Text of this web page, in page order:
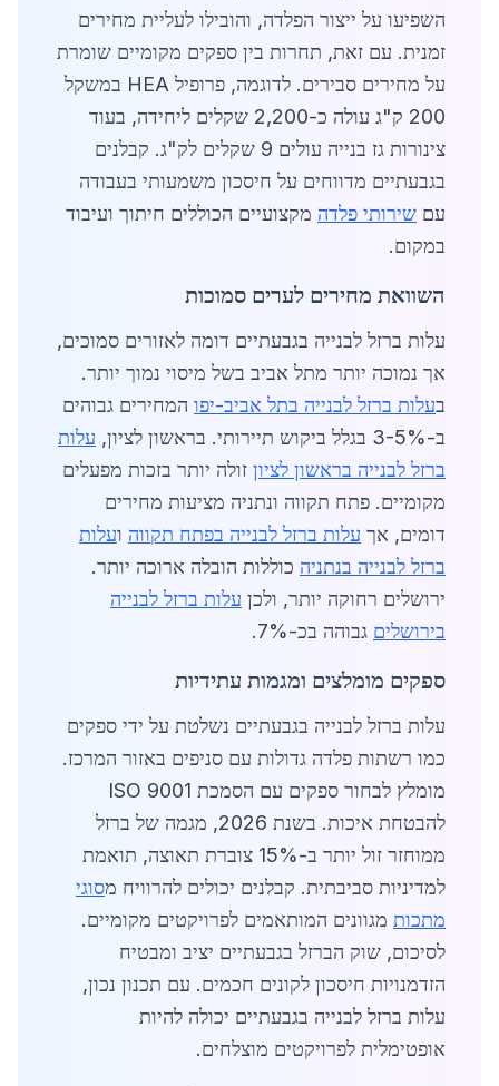
השפיעו על ייצור הפלדה, והובילו לעליית מחירים
זמנית. עם זאת, תחרות בין ספקים מקומיים שומרת
על מחירים סבירים. לדוגמה, פרופיל HEA במשקל
200 ק"ג עולה כ-2,200 שקלים ליחידה, בעוד
צינורות גז בנייה עולים 9 שקלים לק"ג. קבלנים
בגבעתיים מדווחים על חיסכון משמעותי בעבודה
עם שירותי פלדה מקצועיים הכוללים חיתוך ועיבוד
במקום.
השוואת מחירים לערים סמוכות
עלות ברזל לבנייה בגבעתיים דומה לאזורים סמוכים,
אך נמוכה יותר מתל אביב בשל מיסוי נמוך יותר.
בעלות ברזל לבנייה בתל אביב-יפו המחירים גבוהים
ב-3-5% בגלל ביקוש תיירותי. בראשון לציון,
עלות
ברזל לבנייה בראשון לציון זולה יותר בזכות מפעלים
מקומיים. פתח תקווה ונתניה מציעות מחירים
דומים, אך עלות ברזל לבנייה בפתח תקווה ועלות
ברזל לבנייה בנתניה כוללות הובלה ארוכה יותר.
ירושלים רחוקה יותר, ולכן עלות ברזל לבנייה
בירושלים גבוהה בכ-7%.
ספקים מומלצים ומגמות עתידיות
עלות ברזל לבנייה בגבעתיים נשלטת על ידי ספקים
כמו רשתות פלדה גדולות עם סניפים באזור המרכז.
מומלץ לבחור ספקים עם הסמכת ISO 9001
להבטחת איכות. בשנת 2026, מגמה של ברזל
ממוחזר זול יותר ב-15% צוברת תאוצה, תואמת
למדיניות סביבתית. קבלנים יכולים להרוויח מסוגי
מתכות מגוונים המותאמים לפרויקטים מקומיים.
לסיכום, שוק הברזל בגבעתיים יציב ומבטיח
הזדמנויות חיסכון לקונים חכמים. עם תכנון נכון,
עלות ברזל לבנייה בגבעתיים יכולה להיות
אופטימלית לפרויקטים מוצלחים.